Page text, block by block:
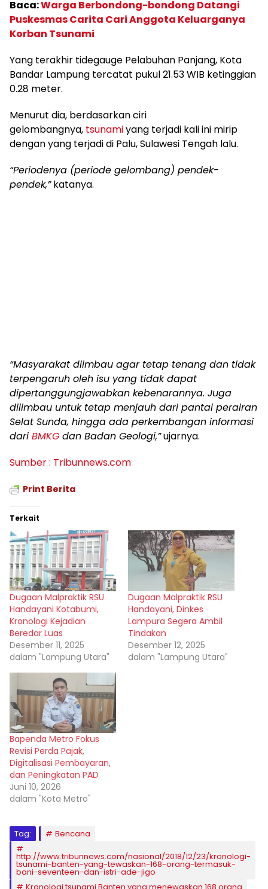
Baca:Warga Berbondong-bondong Datangi
Puskesmas Carita Cari Anggota Keluarganya
Korban Tsunami
Yang terakhir tidegauge Pelabuhan Panjang, Kota
Bandar Lampung tercatat pukul 21.53 WIB ketinggian
0.28 meter.
Menurut dia, berdasarkan ciri
gelombangnya, tsunamiyang terjadi kali ini mirip
dengan yang terjadi di Palu, Sulawesi Tengah lalu.
“Periodenya (periode gelombang) pendek-
pendek,”katanya.
“Masyarakat diimbau agar tetap tenang dan tidak
terpengaruh oleh isu yang tidak dapat
dipertanggungjawabkan kebenarannya. Juga
diiimbau untuk tetap menjauh dari pantai perairan
Selat Sunda, hingga ada perkembangan informasi
dari BMKG dan Badan Geologi,”ujarnya.
Sumber : Tribunnews.com
Print Berita
Terkait
Dugaan Malpraktik RSU
Handayani Kotabumi,
Kronologi Kejadian
Beredar Luas
Desember 11, 2025
dalam "Lampung Utara"
Dugaan Malpraktik RSU
Handayani, Dinkes
Lampura Segera Ambil
Tindakan
Desember 12, 2025
dalam "Lampung Utara"
Bapenda Metro Fokus
Revisi Perda Pajak,
Digitalisasi Pembayaran,
dan Peningkatan PAD
Juni 10, 2026
dalam "Kota Metro"
Tag:
Bencana
http://www.tribunnews.com/nasional/2018/12/23/kronologi-
tsunami-banten-yang-tewaskan-168-orang-termasuk-
bani-seventeen-dan-istri-ade-jigo